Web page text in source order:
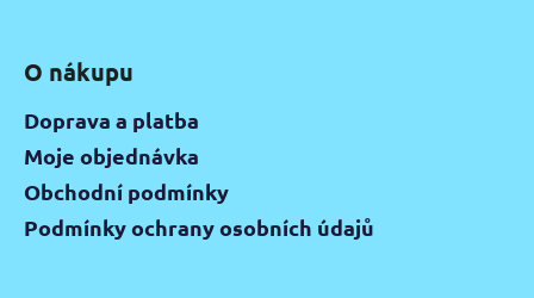
O nákupu
Doprava a platba
Moje objednávka
Obchodní podmínky
Podmínky ochrany osobních údajů